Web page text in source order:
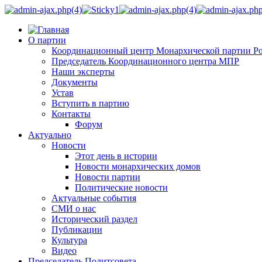
О партии
Координационный центр Монархической партии
Председатель Координационного центра МПР
Наши эксперты
Документы
Устав
Вступить в партию
Контакты
Форум
Актуально
Новости
Этот день в истории
Новости монархических домов
Новости партии
Политические новости
Актуальные события
СМИ о нас
Исторический раздел
Публикации
Культура
Видео